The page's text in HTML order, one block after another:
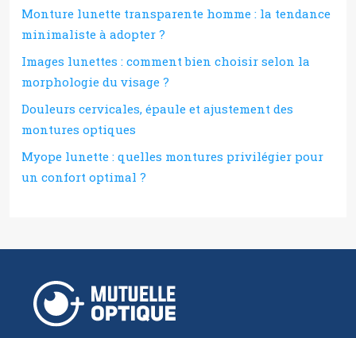
Monture lunette transparente homme : la tendance
minimaliste à adopter ?
Images lunettes : comment bien choisir selon la
morphologie du visage ?
Douleurs cervicales, épaule et ajustement des
montures optiques
Myope lunette : quelles montures privilégier pour
un confort optimal ?